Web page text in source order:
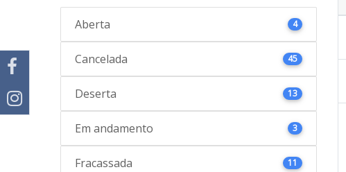
Aberta 4
Cancelada 45
Deserta 13
Em andamento 3
Fracassada 11